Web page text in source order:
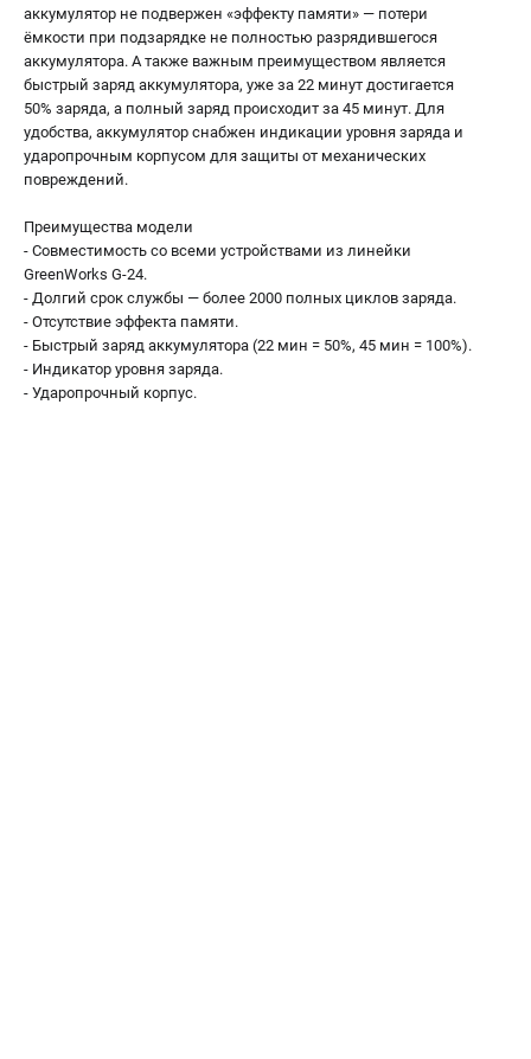
ЭЛЕКТРОИНСТРУМЕНТ
Гайковерты
Лобзики
Префораторы
Пилы сабельные
Пилы циркулярные
Пылесосы аккумуляторные
Реноваторы
Фонари
Шлифмашины орбитальные
Шлифмашины угловые
Шуруповерты
аккумулятор не подвержен «эффекту памяти» — потери
ёмкости при подзарядке не полностью разрядившегося
аккумулятора. А также важным преимуществом является
быстрый заряд аккумулятора, уже за 22 минут достигается
50% заряда, а полный заряд происходит за 45 минут. Для
удобства, аккумулятор снабжен индикации уровня заряда и
ударопрочным корпусом для защиты от механических
повреждений.
Преимущества модели
- Совместимость со всеми устройствами из линейки
GreenWorks G-24.
- Долгий срок службы — более 2000 полных циклов заряда.
- Отсутствие эффекта памяти.
- Быстрый заряд аккумулятора (22 мин = 50%, 45 мин = 100%).
- Индикатор уровня заряда.
- Ударопрочный корпус.